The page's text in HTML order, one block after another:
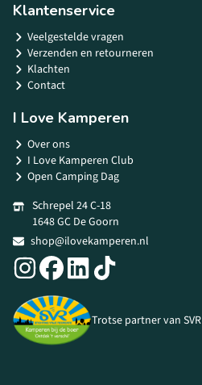
Klantenservice
Veelgestelde vragen
Verzenden en retourneren
Klachten
Contact
I Love Kamperen
Over ons
I Love Kamperen Club
Open Camping Dag
Schrepel 24 C-18
1648 GC De Goorn
shop@ilovekamperen.nl
Trotse partner van SVR